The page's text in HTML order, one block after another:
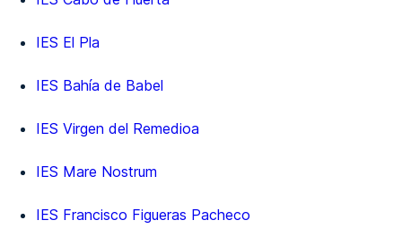
IES El Pla
IES Bahía de Babel
IES Virgen del Remedioa
IES Mare Nostrum
IES Francisco Figueras Pacheco